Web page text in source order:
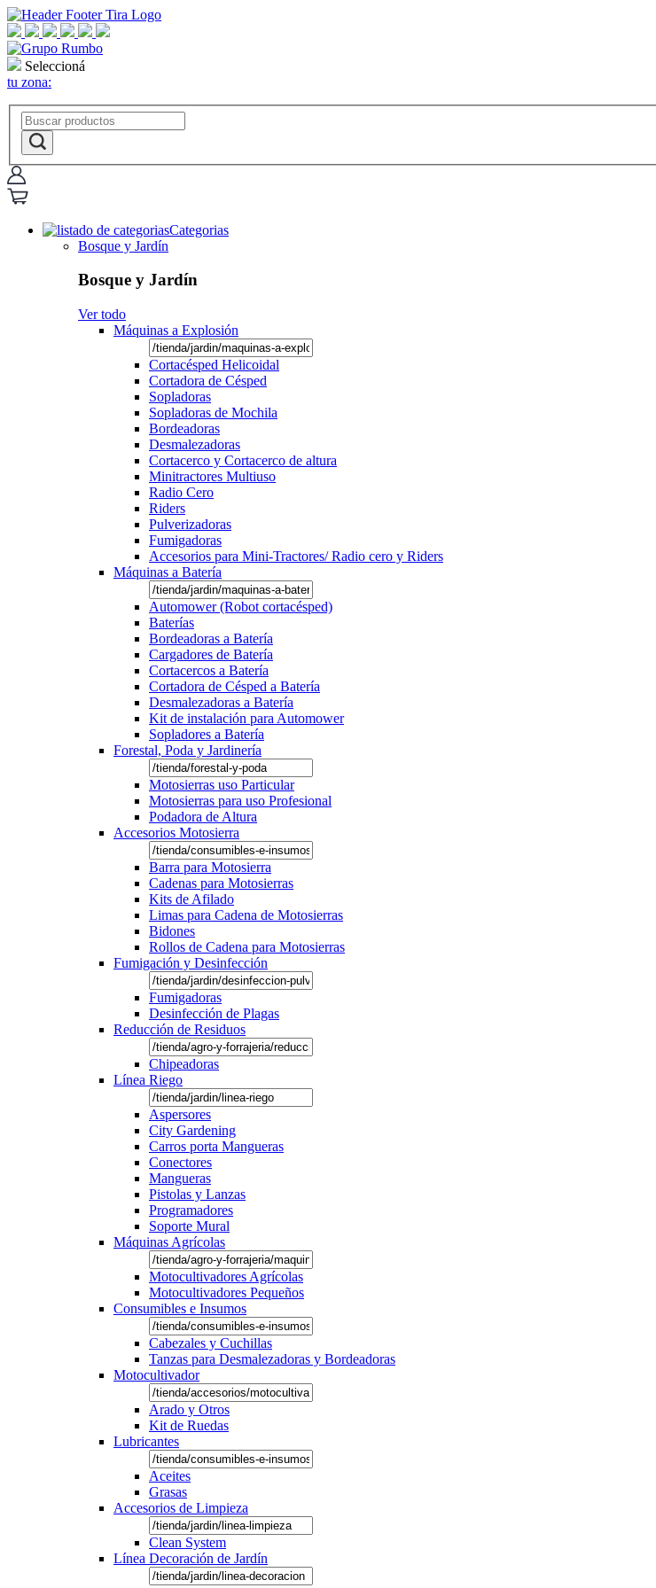
Seleccioná
tu zona:
Categorias
Bosque y Jardín
Bosque y Jardín
Ver todo
Máquinas a Explosión
Cortacésped Helicoidal
Cortadora de Césped
Sopladoras
Sopladoras de Mochila
Bordeadoras
Desmalezadoras
Cortacerco y Cortacerco de altura
Minitractores Multiuso
Radio Cero
Riders
Pulverizadoras
Fumigadoras
Accesorios para Mini-Tractores/ Radio cero y Riders
Máquinas a Batería
Automower (Robot cortacésped)
Baterías
Bordeadoras a Batería
Cargadores de Batería
Cortacercos a Batería
Cortadora de Césped a Batería
Desmalezadoras a Batería
Kit de instalación para Automower
Sopladores a Batería
Forestal, Poda y Jardinería
Motosierras uso Particular
Motosierras para uso Profesional
Podadora de Altura
Accesorios Motosierra
Barra para Motosierra
Cadenas para Motosierras
Kits de Afilado
Limas para Cadena de Motosierras
Bidones
Rollos de Cadena para Motosierras
Fumigación y Desinfección
Fumigadoras
Desinfección de Plagas
Reducción de Residuos
Chipeadoras
Línea Riego
Aspersores
City Gardening
Carros porta Mangueras
Conectores
Mangueras
Pistolas y Lanzas
Programadores
Soporte Mural
Máquinas Agrícolas
Motocultivadores Agrícolas
Motocultivadores Pequeños
Consumibles e Insumos
Cabezales y Cuchillas
Tanzas para Desmalezadoras y Bordeadoras
Motocultivador
Arado y Otros
Kit de Ruedas
Lubricantes
Aceites
Grasas
Accesorios de Limpieza
Clean System
Línea Decoración de Jardín